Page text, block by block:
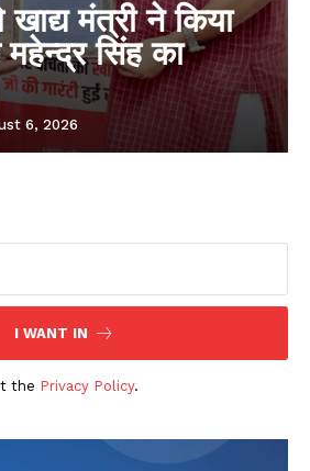
मंत्री ने किया
सिंह का
6, 2026
I WANT IN
the Privacy Policy.